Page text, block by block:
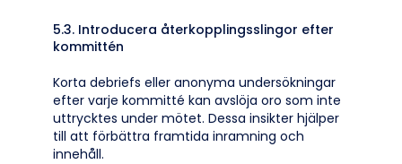
5.3. Introducera återkopplingsslingor efter
kommittén
Korta debriefs eller anonyma undersökningar
efter varje kommitté kan avslöja oro som inte
uttrycktes under mötet. Dessa insikter hjälper
till att förbättra framtida inramning och
innehåll.